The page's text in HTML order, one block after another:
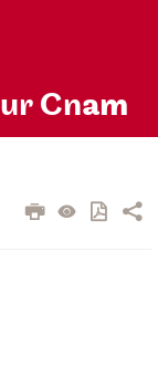
ur Cnam